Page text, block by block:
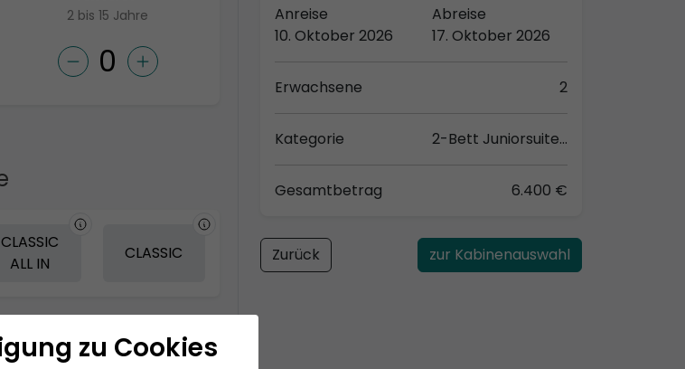
Anreise
10. Oktober 2026
Abreise
17. Oktober 2026
Erwachsene 2
Kategorie 2-Bett Juniorsuite (JA)
Gesamtbetrag 6.400 €
Zurück zur Kabinenauswahl
2 bis 15 Jahre
CLASSIC
ALL IN
CLASSIC
zu Cookies